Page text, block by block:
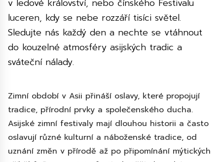
v ledové království, nebo čínského Festivalu
luceren, kdy se nebe rozzáří tisíci světel.
Sledujte nás každý den a nechte se vtáhnout
do kouzelné atmosféry asijských tradic a
sváteční nálady.
Zimní období v Asii přináší oslavy, které propojují
tradice, přírodní prvky a společenského ducha.
Asijské zimní festivaly mají dlouhou historii a často
oslavují různé kulturní a náboženské tradice, od
uznání změn v přírodě až po připomínání mýtických